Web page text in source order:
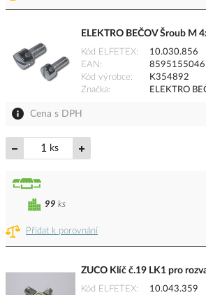
ELEKTRO BEČOV Šroub M
Kód ELFETEX
10.030.856
EAN
Kód výrobce
K354892
Značka
ELEKTRO
Cena s DPH
ks
Přidat k porovnání
99 ks
ZUCO Klíč č.19 LK1 pro
Kód ELFETEX
10.043.359